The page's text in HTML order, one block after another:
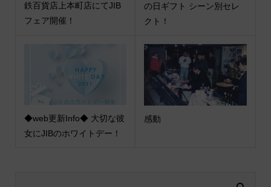
鉄百貨店上本町店にてJIB
フェア開催！
の日ギフト シーン別セレ
クト！
◆web更新Info◆ 大切な彼
女にJIBのホワイトデー！
感動